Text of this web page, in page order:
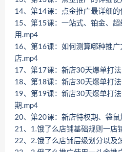
14、第14课：点金推广最详细
15、第15课：一站式、铂金、
用.mp4
16、第16课：如何测算哪种推广
店.mp4
17、第17课：新店30天爆单打
18、第18课：新店30天爆单打
19、第19课：新店30天爆单打
期.mp4
20、第20课：新店特权期、袋
21、1.饿了么店铺基础规则一店
22、2.饿了么店铺层级划分以及